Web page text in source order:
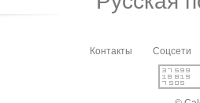
Контакты Соцсети